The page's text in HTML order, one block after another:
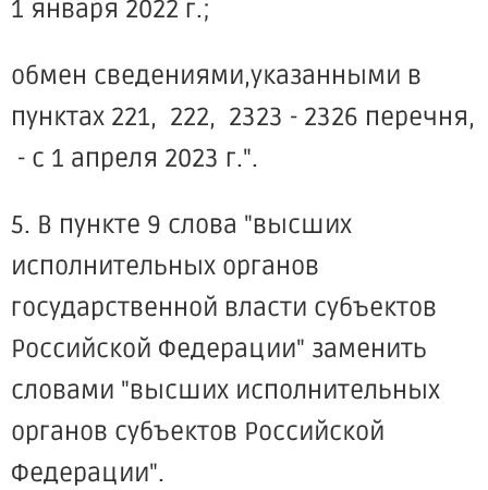
1 января 2022 г.;
обмен сведениями,указанными в
пунктах 221, 222, 2323 - 2326 перечня,
- с 1 апреля 2023 г.".
5. В пункте 9 слова "высших
исполнительных органов
государственной власти субъектов
Российской Федерации" заменить
словами "высших исполнительных
органов субъектов Российской
Федерации".